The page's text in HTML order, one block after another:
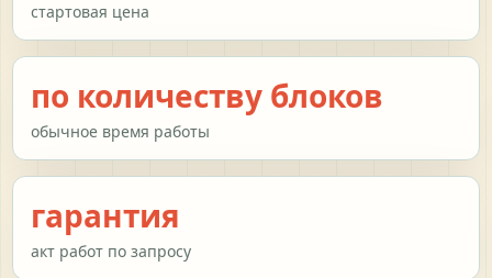
стартовая цена
по количеству блоков
обычное время работы
гарантия
акт работ по запросу